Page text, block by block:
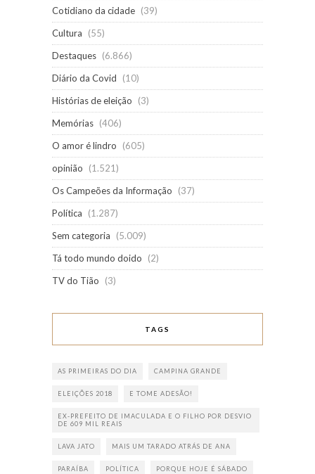
Cotidiano da cidade (39)
Cultura
(55)
Destaques (6.866)
Diário da Covid
(10)
Histórias de eleição
(3)
Memórias (406)
O amor é lindro
(605)
opinião
(1.521)
Os Campeões da Informação
(37)
Política
(1.287)
Sem categoria
(5.009)
Tá todo mundo doido
(2)
TV do Tião
(3)
TAGS
AS PRIMEIRAS DO DIA CAMPINA GRANDE
ELEIÇÕES 2018 E TOME ADESÃO!
EX-PREFEITO DE IMACULADA E O FILHO POR DESVIO
DE 609 MIL REAIS
LAVA JATO MAIS UM TARADO ATRÁS DE ANA
PARAÍBA POLÍTICA PORQUE HOJE É SÁBADO